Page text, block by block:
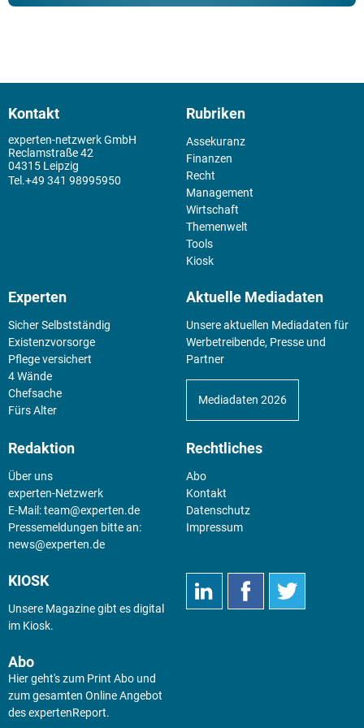
Kontakt
experten-netzwerk GmbH
Reclamstraße 42
04315 Leipzig
+49 341 98995950
Rubriken
Assekuranz
Finanzen
Recht
Management
Wirtschaft
Themenwelt
Tools
Kiosk
Experten
Sicher Selbstständig
Existenz­vorsorge
Pflege versichert
4 Wände
Chefsache
Fürs Alter
Aktuelle Mediadaten
Unsere aktuellen Mediadaten für
Werbetreibende, Presse und
Partner
Mediadaten 2026
Redaktion
Über uns
experten-Netzwerk
E-Mail:team@experten.de
Pressemeldungen bitte an:
news@experten.de
Rechtliches
Abo
Kontakt
Datenschutz
Impressum
KIOSK
Unsere Magazine gibt es digital
im Kiosk.
Abo
Hier geht's zum Print Abo und
zum gesamten Online Angebot
des expertenReport.